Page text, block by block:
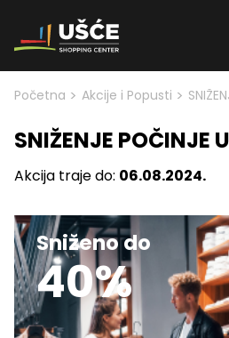
Skip to content
Početna > Akcije i Popusti >
SNIŽENJE POČINJE
Akcija traje do: 06.08.2024.
Sniženo do
40%